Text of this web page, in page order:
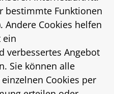
bestimmte Funktionen
Andere Cookies helfen
ein
verbessertes Angebot
Sie können alle
Cookies per